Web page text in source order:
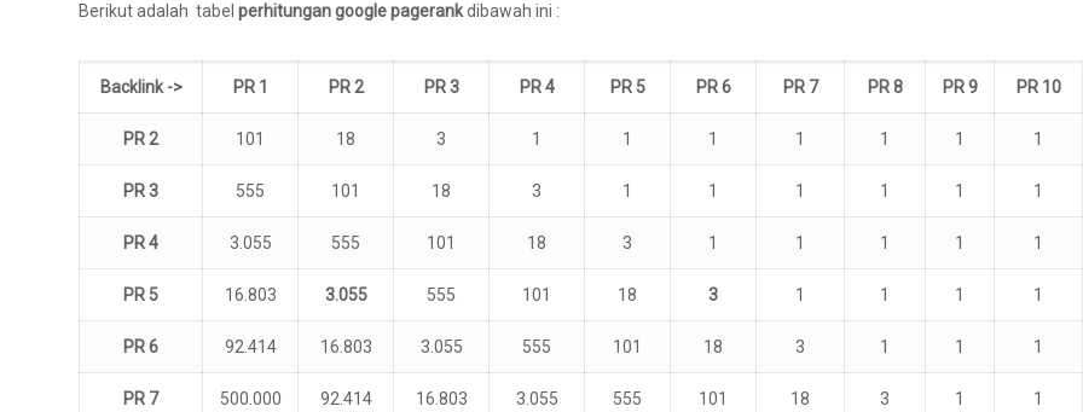
Berikut adalah tabelperhitungan google pagerankdibawah ini :
Backlink -> PR 1 PR 2 PR 3 PR 4 PR 5 PR 6 PR 7 PR 8 PR 9 PR 10
PR 2 101 18 3 1 1 1 1 1 1 1
PR 3 555 101 18 3 1 1 1 1 1 1
PR 4 3.055 555 101 18 3 1 1 1 1 1
PR 5 16.803 3.055 555 101 18 3 1 1 1 1
PR 6 92.414 16.803 3.055 555 101 18 3 1 1 1
PR 7 500.000 92.414 16.803 3.055 555 101 18 3 1 1